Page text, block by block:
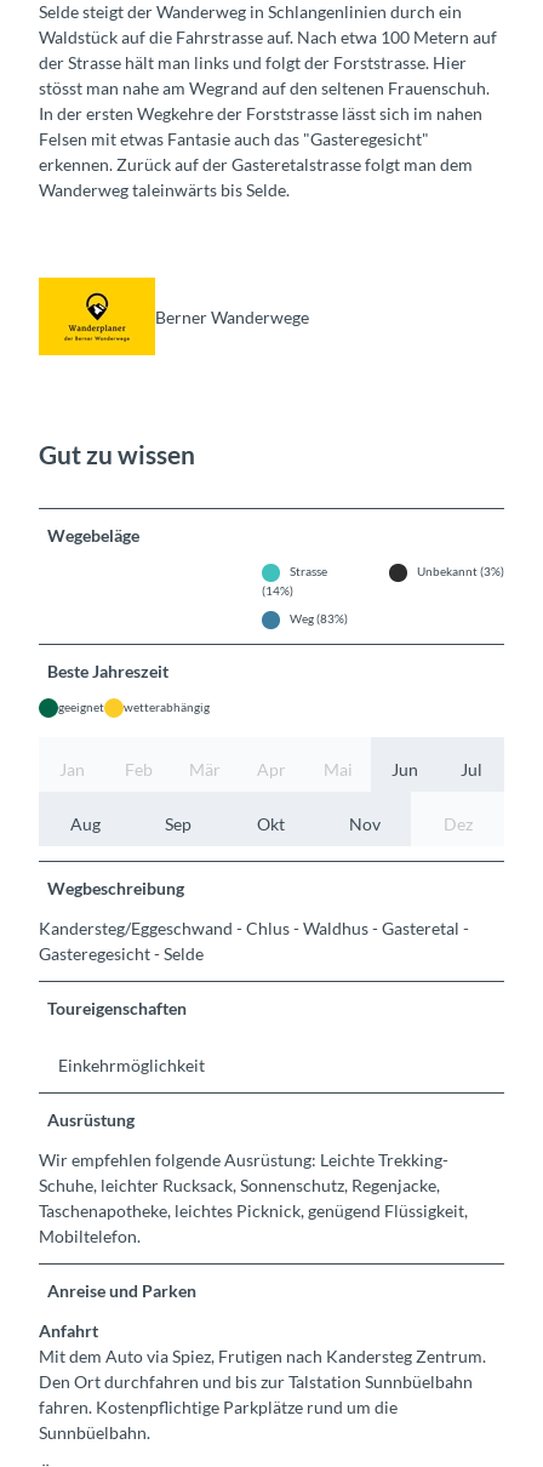
Selde steigt der Wanderweg in Schlangenlinien durch ein
Waldstück auf die Fahrstrasse auf. Nach etwa 100 Metern auf
der Strasse hält man links und folgt der Forststrasse. Hier
stösst man nahe am Wegrand auf den seltenen Frauenschuh.
In der ersten Wegkehre der Forststrasse lässt sich im nahen
Felsen mit etwas Fantasie auch das "Gasteregesicht"
erkennen. Zurück auf der Gasteretalstrasse folgt man dem
Wanderweg taleinwärts bis Selde.
Berner Wanderwege
Gut zu wissen
Wegebeläge
Strasse
(14%)
Unbekannt (3%)
Weg (83%)
Beste Jahreszeit
geeignet wetterabhängig
Jan Feb Mär Apr Mai Jun Jul
Aug Sep Okt Nov Dez
Wegbeschreibung
Kandersteg/Eggeschwand - Chlus - Waldhus - Gasteretal -
Gasteregesicht - Selde
Toureigenschaften
Einkehrmöglichkeit
Ausrüstung
Wir empfehlen folgende Ausrüstung: Leichte Trekking-
Schuhe, leichter Rucksack, Sonnenschutz, Regenjacke,
Taschenapotheke, leichtes Picknick, genügend Flüssigkeit,
Mobiltelefon.
Anreise und Parken
Anfahrt
Mit dem Auto via Spiez, Frutigen nach Kandersteg Zentrum.
Den Ort durchfahren und bis zur Talstation Sunnbüelbahn
fahren. Kostenpflichtige Parkplätze rund um die
Sunnbüelbahn.